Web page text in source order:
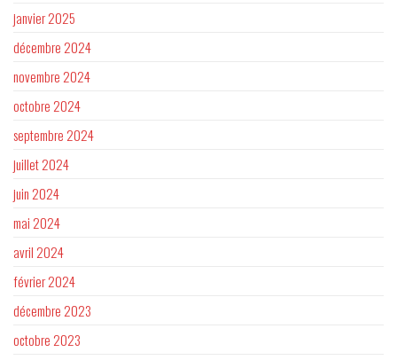
janvier 2025
décembre 2024
novembre 2024
octobre 2024
septembre 2024
juillet 2024
juin 2024
mai 2024
avril 2024
février 2024
décembre 2023
octobre 2023